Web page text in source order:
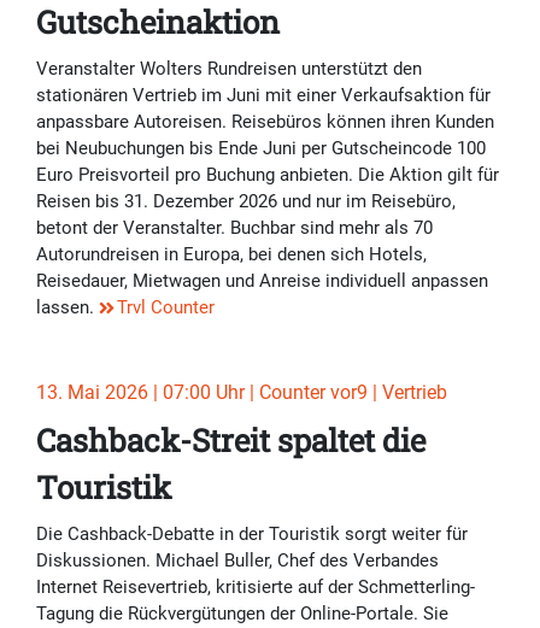
Gutscheinaktion
Veranstalter Wolters Rundreisen unterstützt den
stationären Vertrieb im Juni mit einer Verkaufsaktion für
anpassbare Autoreisen. Reisebüros können ihren Kunden
bei Neubuchungen bis Ende Juni per Gutscheincode 100
Euro Preisvorteil pro Buchung anbieten. Die Aktion gilt für
Reisen bis 31. Dezember 2026 und nur im Reisebüro,
betont der Veranstalter. Buchbar sind mehr als 70
Autorundreisen in Europa, bei denen sich Hotels,
Reisedauer, Mietwagen und Anreise individuell anpassen
lassen.
Trvl Counter
13. Mai 2026 | 07:00 Uhr | Counter vor9 | Vertrieb
Cashback-Streit spaltet die
Touristik
Die Cashback-Debatte in der Touristik sorgt weiter für
Diskussionen. Michael Buller, Chef des Verbandes
Internet Reisevertrieb, kritisierte auf der Schmetterling-
Tagung die Rückvergütungen der Online-Portale. Sie